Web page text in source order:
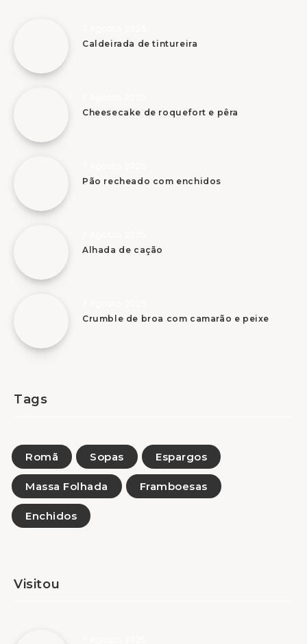
Caldeirada de tintureira
Cheesecake de roquefort e pêra
Pão recheado com enchidos
Alhada de cação
Crumble de broa com camarão e peixe
Tags
Romã Sopas Espargos
Massa Folhada Framboesas
Enchidos
Visitou